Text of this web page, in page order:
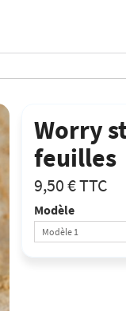
Worry
feuilles
9,50 €TTC
Modèle
Modèle 1